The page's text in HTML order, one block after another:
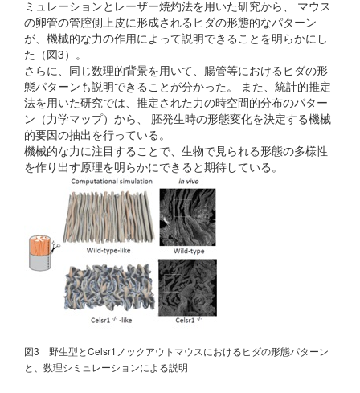
ミュレーションとレーザー焼灼法を用いた研究から、 マウス
の卵管の管腔側上皮に形成されるヒダの形態的なパターン
が、機械的な力の作用によって説明できることを明らかにし
た（図3）。
さらに、同じ数理的背景を用いて、腸管等におけるヒダの形
態パターンも説明できることが分かった。 また、統計的推定
法を用いた研究では、推定された力の時空間的分布のパター
ン（力学マップ）から、 胚発生時の形態変化を決定する機械
的要因の抽出を行っている。
機械的な力に注目することで、生物で見られる形態の多様性
を作り出す原理を明らかにできると期待している。
図3 野生型とCelsr1ノックアウトマウスにおけるヒダの形態パターン
と、数理シミュレーションによる説明